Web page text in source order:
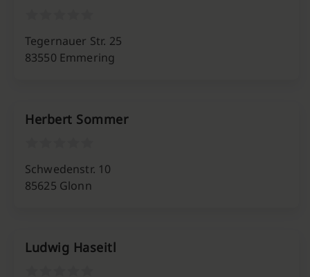
Tegernauer Str. 25
83550 Emmering
Herbert Sommer
Schwedenstr. 10
85625 Glonn
Ludwig Haseitl